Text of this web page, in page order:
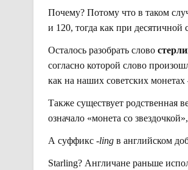
Почему? Потому что в таком
и 120, тогда как при
Осталось разобрать слово
согласно которой слово
как на наших советских
Также существует родственная
означало «монета со
А суффикс -lingв английском
Starling? Англичане раньше